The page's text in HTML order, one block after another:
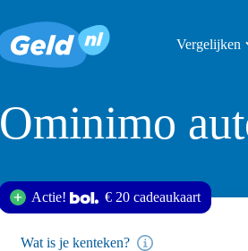
Vergelijken
Ominimo
Actie! € 20 cadeaukaart
Wat is je kenteken?